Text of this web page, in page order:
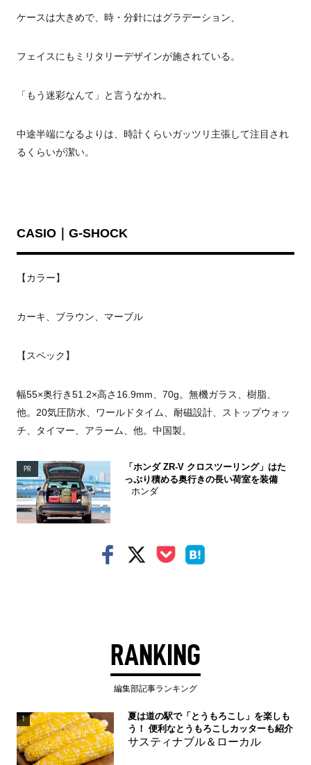
ケースは大きめで、時・分針にはグラデーション、
フェイスにもミリタリーデザインが施されている。
「もう迷彩なんて」と言うなかれ。
中途半端になるよりは、時計くらいガッツリ主張して注目され
るくらいが潔い。
CASIO｜G-SHOCK
【カラー】
カーキ、ブラウン、マーブル
【スペック】
幅55×奥行き51.2×高さ16.9mm、70g。無機ガラス、樹脂、
他。20気圧防水、ワールドタイム、耐磁設計、ストップウォッ
チ、タイマー、アラーム、他。中国製。
PR
「ホンダ ZR-V クロスツーリング」はた
っぷり積める奥行きの長い荷室を装備
ホンダ
RANKING
編集部記事ランキング
1
夏は道の駅で「とうもろこし」を楽しも
う！ 便利なとうもろこしカッターも紹介
サスティナブル＆ローカル